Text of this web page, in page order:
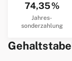
74,35 %
Jahres­
sonderzahlung